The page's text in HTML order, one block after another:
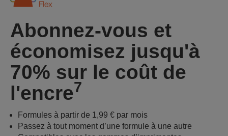
Abonnez-vous et
économisez jusqu'à
70% sur le coût de
l'encre7
Formules à partir de 1,99 € par mois
Passez à tout moment d’une formule à une autre